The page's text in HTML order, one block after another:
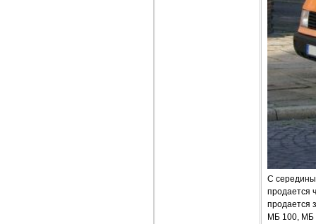
C середины
продается
продается
МБ 100, МБ